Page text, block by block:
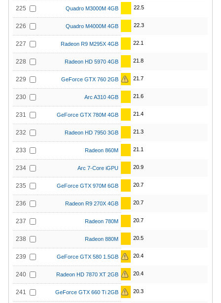
225 Quadro M3000M 4GB 22.5
226 Quadro M4000M 4GB 22.3
227 Radeon R9 M295X 4GB 22.1
228 Radeon HD 5970 4GB 21.8
229 GeForce GTX 760 2GB 21.7
230 Arc A310 4GB 21.6
231 GeForce GTX 780M 4GB 21.4
232 Radeon HD 7950 3GB 21.3
233 Radeon 860M 21.1
234 Arc 7-Core iGPU 20.9
235 GeForce GTX 970M 6GB 20.7
236 Radeon R9 270X 4GB 20.7
237 Radeon 780M 20.7
238 Radeon 880M 20.5
239 GeForce GTX 580 1.5GB 20.4
240 Radeon HD 7870 XT 2GB 20.4
241 GeForce GTX 660 Ti 2GB 20.3